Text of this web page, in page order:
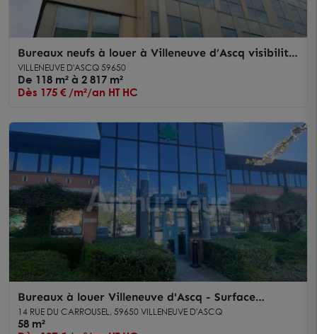
Bureaux neufs à louer à Villeneuve d’Ascq visibilité
sur Boulevard de Breucq
VILLENEUVE D'ASCQ 59650
De 118 m² à 2 817 m²
Dès 175 € /m²/an HT HC
Bureaux à louer Villeneuve d'Ascq - Surface
fonctionnelle avec stationnement et accès rapide
axes majeurs
14 RUE DU CARROUSEL, 59650 VILLENEUVE D'ASCQ
58 m²